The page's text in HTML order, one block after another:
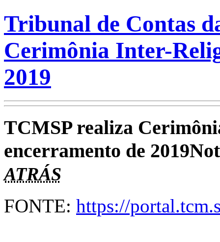
Tribunal de Contas
Cerimônia Inter-
2019
TCMSP realiza
encerramento de 2019
ATRÁS
FONTE: https://